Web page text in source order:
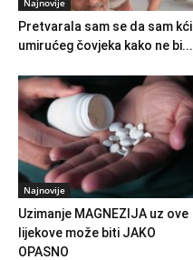
Pretvarala sam se da sam kći
umirućeg čovjeka kako ne bi...
Najnovije
Uzimanje MAGNEZIJA uz ove
lijekove može biti JAKO
OPASNO